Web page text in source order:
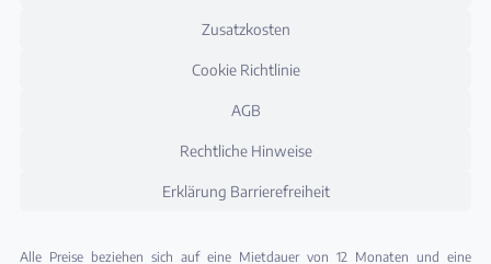
Zusatzkosten
Cookie Richtlinie
AGB
Rechtliche Hinweise
Erklärung Barrierefreiheit
Alle Preise beziehen sich auf eine Mietdauer von 12 Monaten und eine